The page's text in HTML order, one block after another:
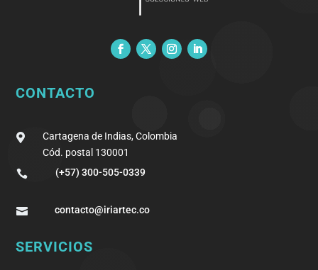
CONTACTO

Cartagena de Indias, Colombia
Cód. postal 130001

(+57) 300-505-0339
 contacto@iriartec.co
SERVICIOS